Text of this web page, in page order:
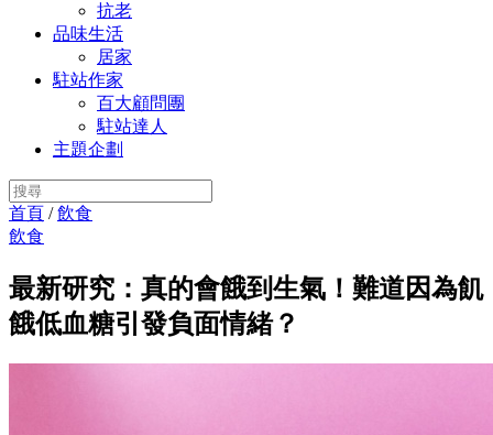
抗老
品味生活
居家
駐站作家
百大顧問團
駐站達人
主題企劃
首頁 /飲食
飲食
最新研究：真的會餓到生氣！難道因為飢
餓低血糖引發負面情緒？